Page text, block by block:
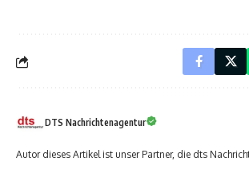
DTS Nachrichtenagentur
Autor dieses Artikel ist unser Partner, die dts